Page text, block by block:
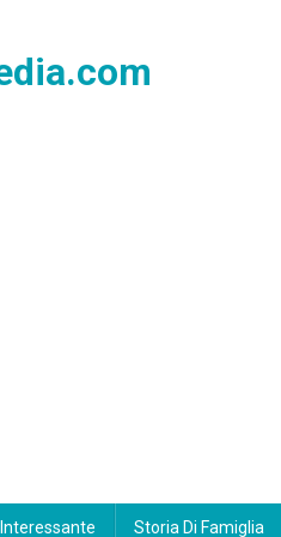
Interessante Storia Di Famiglia